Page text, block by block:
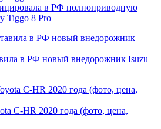
в РФ полноприводную
Tiggo 8 Pro
в РФ новый внедорожник Isuzu
C-HR 2020 года (фото, цена,